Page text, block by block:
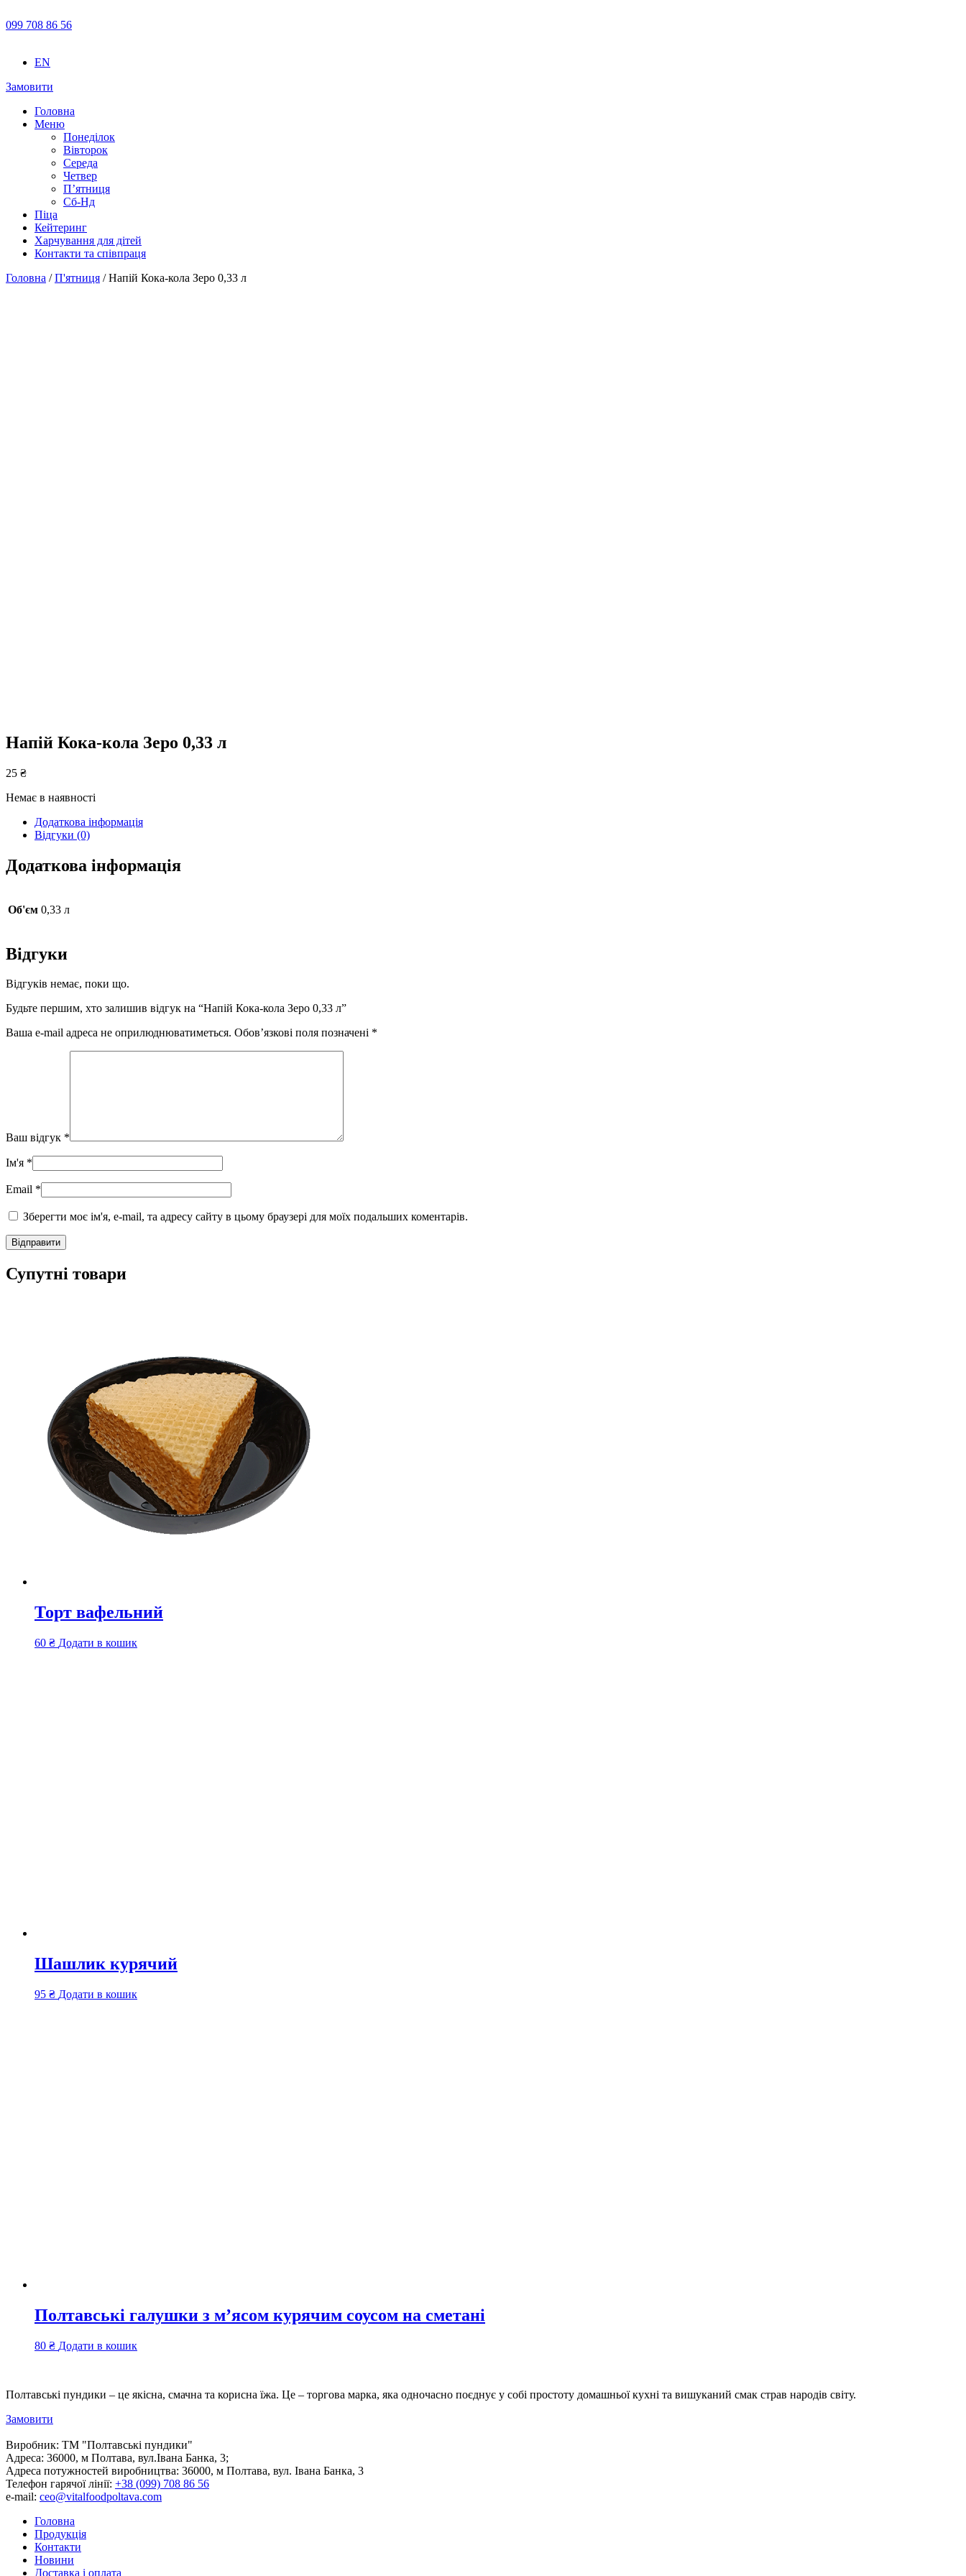
099 708 86 56
EN
Замовити
Головна
Меню
Понеділок
Вівторок
Середа
Четвер
П’ятниця
Сб-Нд
Піца
Кейтеринг
Харчування для дітей
Контакти та співпраця
Головна /П'ятниця / Напій Кока-кола Зеро 0,33 л
Напій Кока-кола Зеро 0,33 л
25 ₴
Немає в наявності
Додаткова інформація
Відгуки (0)
Додаткова інформація
Об'єм 0,33 л
Відгуки
Відгуків немає, поки що.
Будьте першим, хто залишив відгук на “Напій Кока-кола Зеро 0,33 л”
Ваша e-mail адреса не оприлюднюватиметься. Обов’язкові поля позначені *
Ваш відгук *
Ім'я *
Email *
Зберегти моє ім'я, e-mail, та адресу сайту в цьому браузері для моїх подальших коментарів.
Супутні товари
Торт вафельний
60 ₴ Додати в кошик
Шашлик курячий
95 ₴ Додати в кошик
Полтавські галушки з м’ясом курячим соусом на сметані
80 ₴ Додати в кошик
Полтавські пундики – це якісна, смачна та корисна їжа. Це – торгова марка, яка одночасно поєднує у собі простоту домашньої кухні та вишуканий смак страв народів світу.
Замовити
Виробник: ТМ "Полтавські пундики"
Адреса: 36000, м Полтава, вул.Івана Банка, 3;
Адреса потужностей виробництва: 36000, м Полтава, вул. Івана Банка, 3
Телефон гарячої лінії: +38 (099) 708 86 56
e-mail: ceo@vitalfoodpoltava.com
Головна
Продукція
Контакти
Новини
Доставка і оплата